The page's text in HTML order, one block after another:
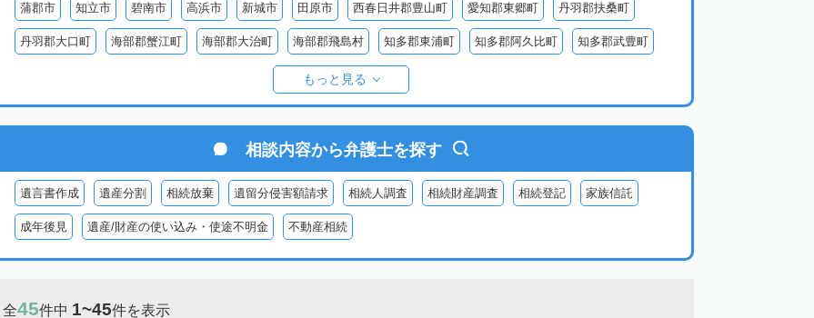
蒲郡市 知立市 碧南市 高浜市 新城市 田原市 西春日井郡豊山町 愛知郡東郷町 丹羽郡扶桑町
丹羽郡大口町 海部郡蟹江町 海部郡大治町 海部郡飛島村 知多郡東浦町 知多郡阿久比町 知多郡武豊町
北設楽郡設楽町
もっと見る
相談内容から弁護士を探す
遺言書作成 遺産分割 相続放棄 遺留分侵害額請求 相続人調査 相続財産調査 相続登記 家族信託
成年後見 遺産/財産の使い込み・使途不明金 不動産相続
全45件中 1~45件を表示